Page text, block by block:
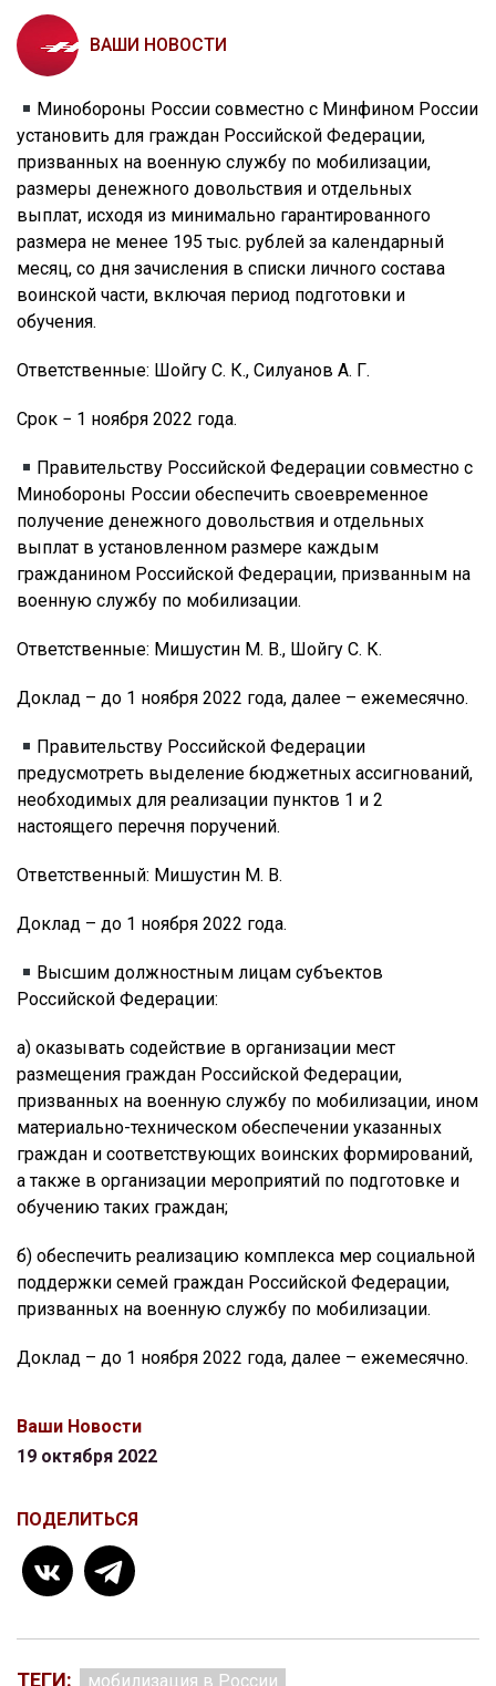
ВАШИ НОВОСТИ
Минобороны России совместно с Минфином России
установить для граждан Российской Федерации,
призванных на военную службу по мобилизации,
размеры денежного довольствия и отдельных
выплат, исходя из минимально гарантированного
размера не менее 195 тыс. рублей за календарный
месяц, со дня зачисления в списки личного состава
воинской части, включая период подготовки и
обучения.
Ответственные: Шойгу С. К., Силуанов А. Г.
Срок − 1 ноября 2022 года.
Правительству Российской Федерации совместно с
Минобороны России обеспечить своевременное
получение денежного довольствия и отдельных
выплат в установленном размере каждым
гражданином Российской Федерации, призванным на
военную службу по мобилизации.
Ответственные: Мишустин М. В., Шойгу С. К.
Доклад – до 1 ноября 2022 года, далее – ежемесячно.
Правительству Российской Федерации
предусмотреть выделение бюджетных ассигнований,
необходимых для реализации пунктов 1 и 2
настоящего перечня поручений.
Ответственный: Мишустин М. В.
Доклад – до 1 ноября 2022 года.
Высшим должностным лицам субъектов
Российской Федерации:
а) оказывать содействие в организации мест
размещения граждан Российской Федерации,
призванных на военную службу по мобилизации, ином
материально-техническом обеспечении указанных
граждан и соответствующих воинских формирований,
а также в организации мероприятий по подготовке и
обучению таких граждан;
б) обеспечить реализацию комплекса мер социальной
поддержки семей граждан Российской Федерации,
призванных на военную службу по мобилизации.
Доклад – до 1 ноября 2022 года, далее – ежемесячно.
Ваши Новости
19 октября 2022
ПОДЕЛИТЬСЯ
ТЕГИ: мобилизация в России